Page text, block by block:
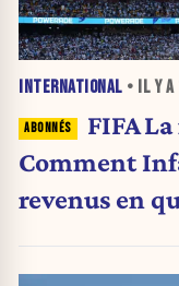
INTERNATIONAL • IL Y A
FIFA
Comment
revenus en